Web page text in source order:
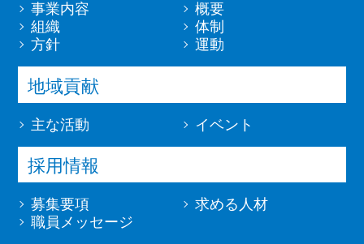
事業内容
概要
組織
体制
方針
運動
地域貢献
主な活動 イベント
採用情報
募集要項
求める人材
職員メッセージ